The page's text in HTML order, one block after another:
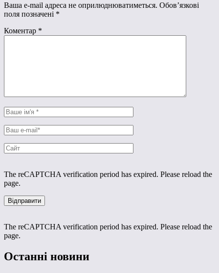
Ваша e-mail адреса не оприлюднюватиметься. Обов’язкові
поля позначені *
Коментар *
The reCAPTCHA verification period has expired. Please reload the
page.
The reCAPTCHA verification period has expired. Please reload the
page.
Останні новини